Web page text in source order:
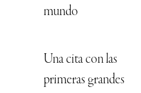
mundo
Una cita con las
primeras grandes